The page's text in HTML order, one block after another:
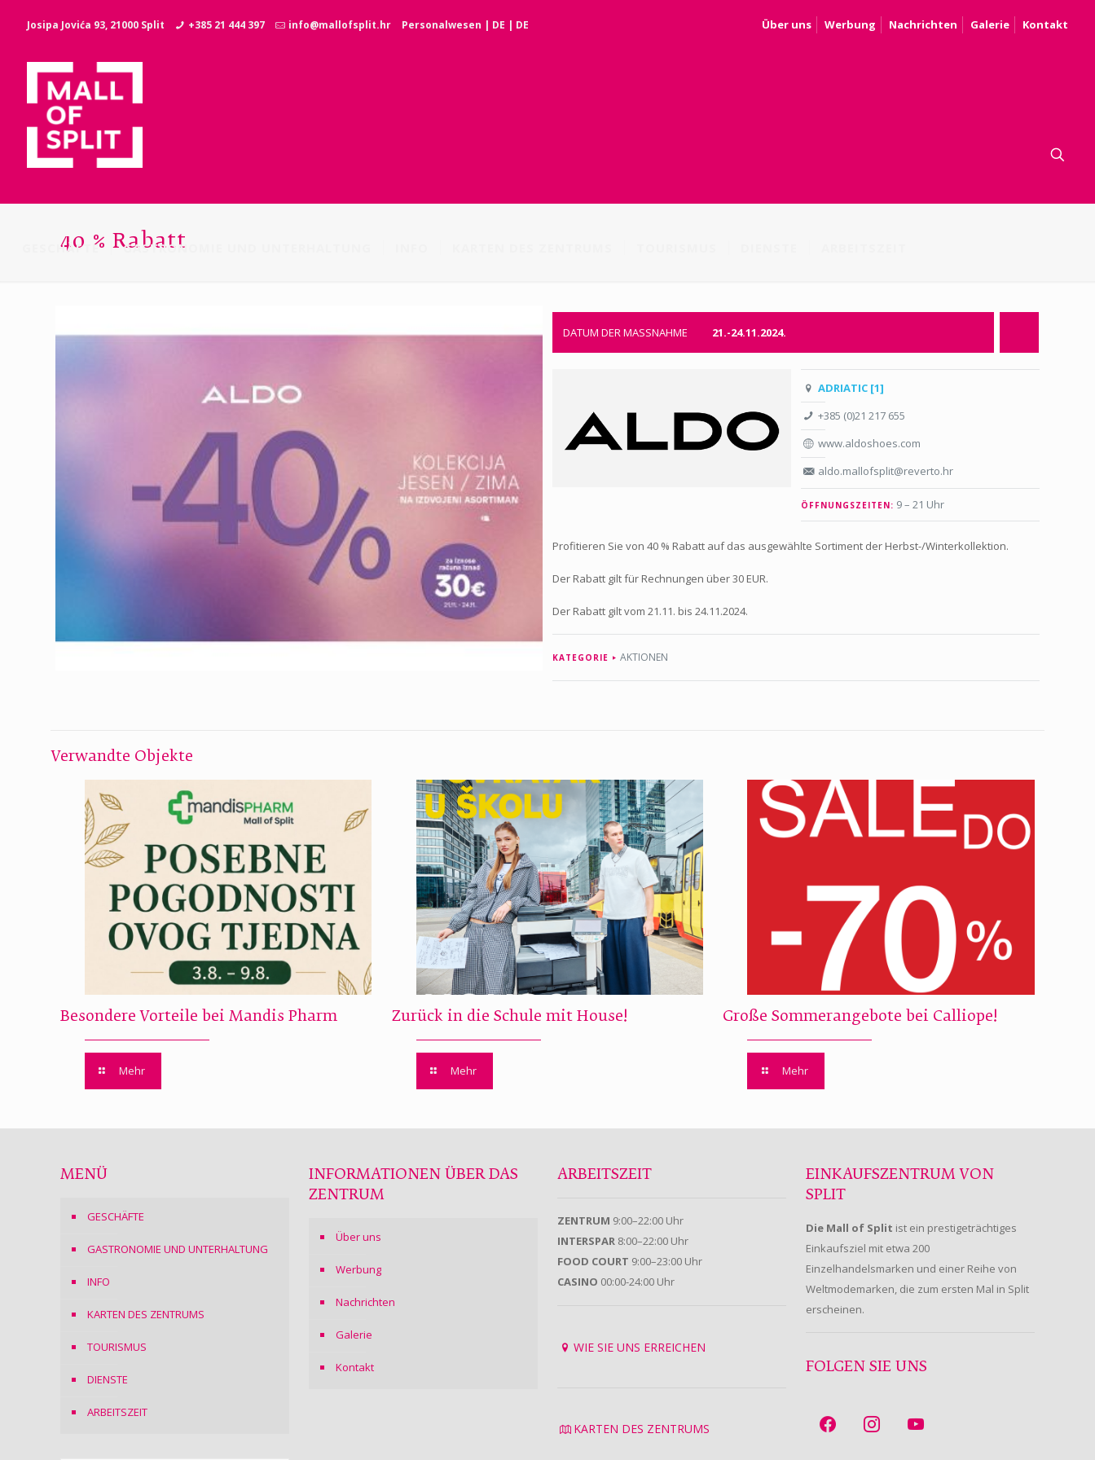
Josipa Jovića 93, 21000 Split +385 21 444 397 info@mallofsplit.hr Personalwesen | DE | DE Über uns Werbung Nachrichten Galerie Kontakt
GESCHÄFTE GASTRONOMIE UND UNTERHALTUNG
40 % Rabatt
DATUM DER MASSNAHME 21.-24.11.2024.
ADRIATIC [1]
+385 (0)21 217 655
www.aldoshoes.com
aldo.mallofsplit@reverto.hr
ÖFFNUNGSZEITEN: 9 – 21 Uhr
Profitieren Sie von 40 % Rabatt auf das ausgewählte Sortiment der Herbst-/Winterkollektion.
Der Rabatt gilt für Rechnungen über 30 EUR.
Der Rabatt gilt vom 21.11. bis 24.11.2024.
KATEGORIE AKTIONEN
Verwandte Objekte
Besondere Vorteile bei Mandis Pharm
Mehr
Zurück in die Schule mit House!
Mehr
Große Sommerangebote bei Calliope!
Mehr
MENÜ
GESCHÄFTE
GASTRONOMIE UND UNTERHALTUNG
INFO
KARTEN DES ZENTRUMS
TOURISMUS
DIENSTE
ARBEITSZEIT
INFORMATIONEN ÜBER DAS
ZENTRUM
Über uns
Werbung
Nachrichten
Galerie
Kontakt
ARBEITSZEIT
ZENTRUM 9:00–22:00 Uhr
INTERSPAR 8:00–22:00 Uhr
FOOD COURT 9:00–23:00 Uhr
CASINO 00:00-24:00 Uhr
WIE SIE UNS ERREICHEN
KARTEN DES ZENTRUMS
EINKAUFSZENTRUM VON
SPLIT
Die Mall of Split ist ein prestigeträchtiges
Einkaufsziel mit etwa 200
Einzelhandelsmarken und einer Reihe von
Weltmodemarken, die zum ersten Mal in Split
erscheinen.
FOLGEN SIE UNS